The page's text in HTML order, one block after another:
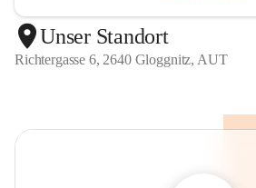
Unser Standort
Richtergasse 6, 2640 Gloggnitz, AUT